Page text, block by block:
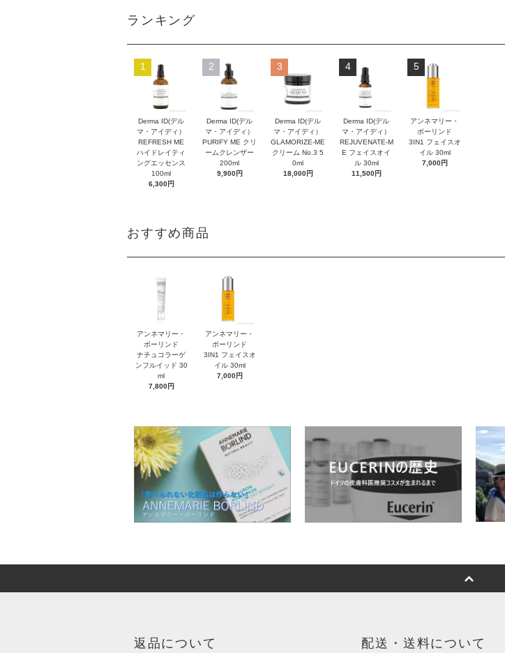
ランキング
1
Derma ID(デル
マ・アイディ）
REFRESH ME
ハイドレイティ
ングエッセンス
100ml
6,300円
2
Derma ID(デル
マ・アイディ）
PURIFY ME クリ
ームクレンザー
200ml
9,900円
3
Derma ID(デル
マ・アイディ）
GLAMORIZE-ME
クリーム No.3 5
0ml
18,000円
4
Derma ID(デル
マ・アイディ）
REJUVENATE-M
E フェイスオイ
ル 30ml
11,500円
5
アンネマリー・
ボーリンド
3IN1 フェイスオ
イル 30ml
7,000円
おすすめ商品
アンネマリー・
ボーリンド
ナチュコラーゲ
ンフルイッド 30
ml
7,800円
アンネマリー・
ボーリンド
3IN1 フェイスオ
イル 30ml
7,000円
返品について 配送・送料について